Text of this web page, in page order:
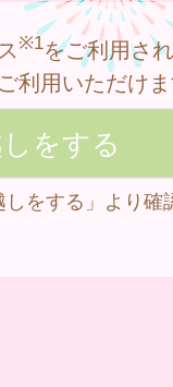
※1をご利用さ
利用いただけ
をする」より確